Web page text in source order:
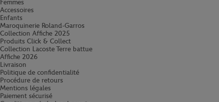
Femmes
Accessoires
Enfants
Maroquinerie Roland-Garros
Collection Affiche 2025
Produits Click & Collect
Collection Lacoste Terre battue
Affiche 2026
Livraison
Politique de confidentialité
Procédure de retours
Mentions légales
Paiement sécurisé